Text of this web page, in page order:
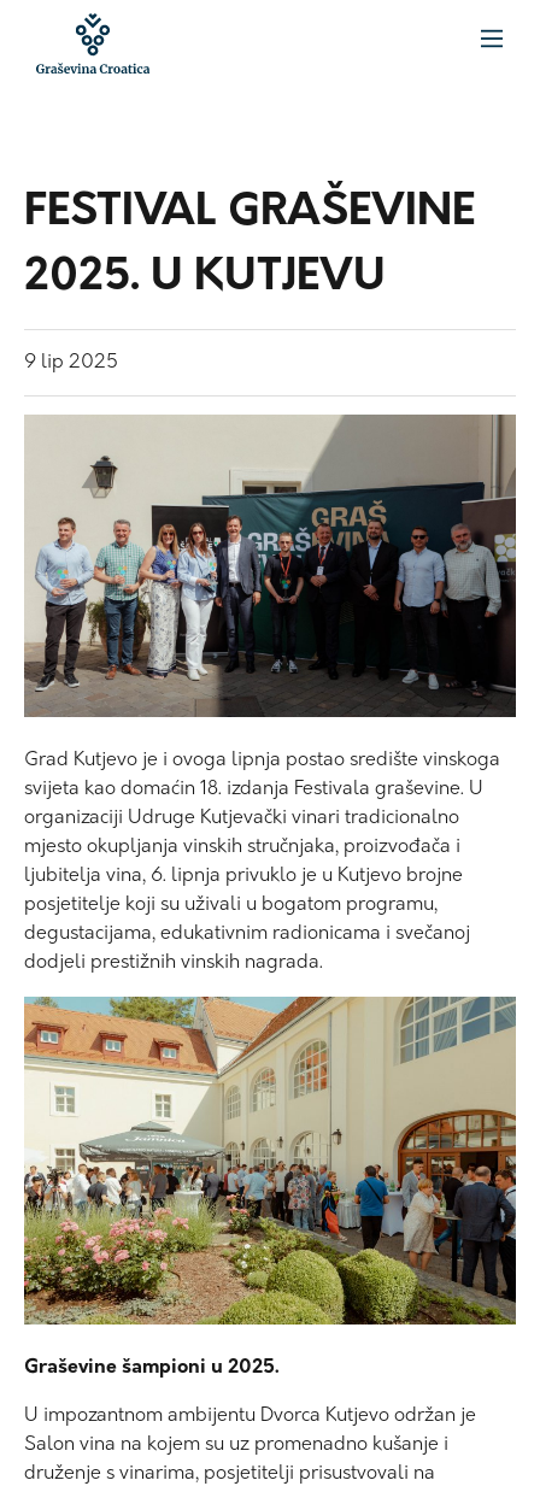
FESTIVAL GRAŠEVINE
2025. U KUTJEVU
9 lip 2025
Grad Kutjevo je i ovoga lipnja postao središte vinskoga
svijeta kao domaćin 18. izdanja Festivala graševine. U
organizaciji Udruge Kutjevački vinari tradicionalno
mjesto okupljanja vinskih stručnjaka, proizvođača i
ljubitelja vina, 6. lipnja privuklo je u Kutjevo brojne
posjetitelje koji su uživali u bogatom programu,
degustacijama, edukativnim radionicama i svečanoj
dodjeli prestižnih vinskih nagrada.
Graševine šampioni u 2025.
U impozantnom ambijentu Dvorca Kutjevo održan je
Salon vina na kojem su uz promenadno kušanje i
druženje s vinarima, posjetitelji prisustvovali na